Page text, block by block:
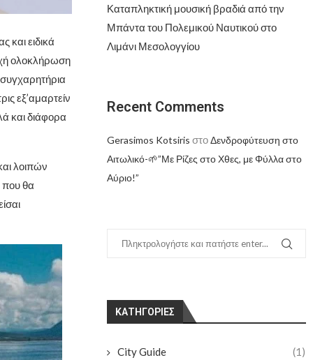
και ειδικά
ολοκλήρωση
εξ’αμαρτείν
και διάφορα
λοιπών
που θα
Καταπληκτική μουσική βραδιά από την
Μπάντα του Πολεμικού Ναυτικού στο
Λιμάνι Μεσολογγίου
Recent Comments
Gerasimos Kotsiris στοΔενδροφύτευση στο
Αιτωλικό-🌱”Με Ρίζες στο Χθες, με Φύλλα στο
Αύριο!”
KΑΤΗΓΟΡΊΕΣ
City Guide (1)